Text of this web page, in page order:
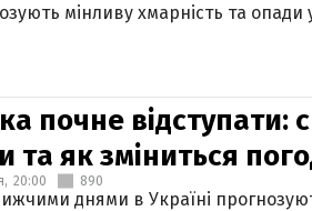
мінливу хмарність та опади
почне відступати:
та як зміниться
20:00 890
днями в Україні